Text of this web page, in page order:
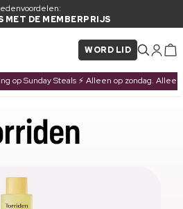
MET DE MEMBERPRIJS
WORD LID
op Sunday Steals ⚡ Alleen op zondag.